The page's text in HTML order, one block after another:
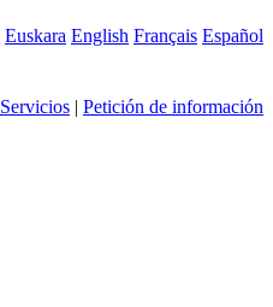
Euskara English Français Español
Servicios | Petición de información